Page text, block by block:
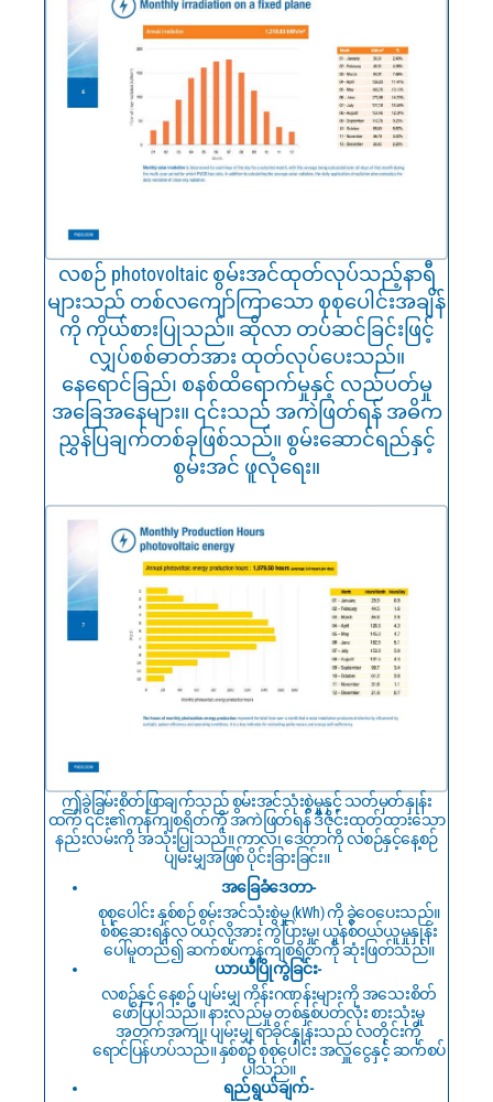
လစဉ် photovoltaic စွမ်းအင်ထုတ်လုပ်သည့်နာရီ
များသည် တစ်လကျော်ကြာသော စုစုပေါင်းအချိန်
ကို ကိုယ်စားပြုသည်။ ဆိုလာ တပ်ဆင်ခြင်းဖြင့်
လျှပ်စစ်ဓာတ်အား ထုတ်လုပ်ပေးသည်။
နေရောင်ခြည်၊ စနစ်ထိရောက်မှုနှင့် လည်ပတ်မှု
အခြေအနေများ။ ၎င်းသည် အကဲဖြတ်ရန် အဓိက
ညွှန်ပြချက်တစ်ခုဖြစ်သည်။ စွမ်းဆောင်ရည်နှင့်
စွမ်းအင် ဖူလုံရေး။
ဤခွဲခြမ်းစိတ်ဖြာချက်သည် စွမ်းအင်သုံးစွဲမှုနှင့် သတ်မှတ်နှုန်း
ထက် ၎င်း၏ကုန်ကျစရိတ်ကို အကဲဖြတ်ရန် ဒီဇိုင်းထုတ်ထားသော
နည်းလမ်းကို အသုံးပြုသည်။ ကာလ၊ ဒေတာကို လစဉ်နှင့်နေ့စဉ်
ပျမ်းမျှအဖြစ် ပိုင်းခြားခြင်း။
အခြေခံဒေတာ-
စုစုပေါင်း နှစ်စဉ် စွမ်းအင်သုံးစွဲမှု (kWh) ကို ခွဲဝေပေးသည်။
စစ်ဆေးရန်လ ဝယ်လိုအား ကွဲပြားမှု၊ ယူနစ်ဝယ်ယူမှုနှုန်း
ပေါ်မူတည်၍ ဆက်စပ်ကုန်ကျစရိတ်ကို ဆုံးဖြတ်သည်။
ယာယီပြိုကွဲခြင်း-
လစဉ်နှင့် နေ့စဥ် ပျမ်းမျှ ကိန်းဂဏန်းများကို အသေးစိတ်
ဖော်ပြပါသည်။ နားလည်မှု တစ်နှစ်ပတ်လုံး စားသုံးမှု
အတက်အကျ၊ ပျမ်းမျှ ရာခိုင်နှုန်းသည် လတိုင်းကို
ရောင်ပြန်ဟပ်သည်။ နှစ်စဉ် စုစုပေါင်း အလှူငွေနှင့် ဆက်စပ်
ပါသည်။
ရည်ရွယ်ချက်-